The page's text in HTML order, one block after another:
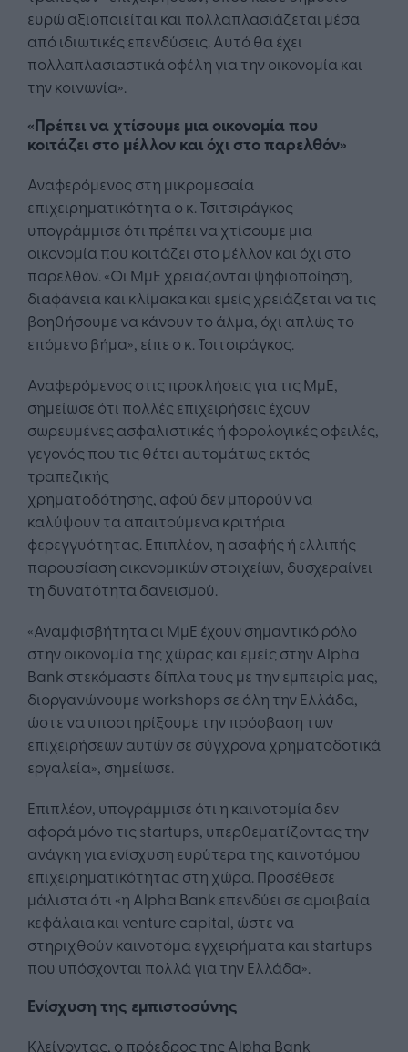
ευρώ αξιοποιείται και πολλαπλασιάζεται μέσα
από ιδιωτικές επενδύσεις. Αυτό θα έχει
πολλαπλασιαστικά οφέλη για την οικονομία και
την κοινωνία».
«Πρέπει να χτίσουμε μια οικονομία που
κοιτάζει στο μέλλον και όχι στο παρελθόν»
Αναφερόμενος στη μικρομεσαία
επιχειρηματικότητα ο κ. Τσιτσιράγκος
υπογράμμισε ότι πρέπει να χτίσουμε μια
οικονομία που κοιτάζει στο μέλλον και όχι στο
παρελθόν. «Οι ΜμΕ χρειάζονται ψηφιοποίηση,
διαφάνεια και κλίμακα και εμείς χρειάζεται να τις
βοηθήσουμε να κάνουν το άλμα, όχι απλώς το
επόμενο βήμα», είπε ο κ. Τσιτσιράγκος.
Αναφερόμενος στις προκλήσεις για τις ΜμΕ,
σημείωσε ότι πολλές επιχειρήσεις έχουν
σωρευμένες ασφαλιστικές ή φορολογικές οφειλές,
γεγονός που τις θέτει αυτομάτως εκτός
τραπεζικής
χρηματοδότησης, αφού δεν μπορούν να
καλύψουν τα απαιτούμενα κριτήρια
φερεγγυότητας. Επιπλέον, η ασαφής ή ελλιπής
παρουσίαση οικονομικών στοιχείων, δυσχεραίνει
τη δυνατότητα δανεισμού.
«Αναμφισβήτητα οι ΜμΕ έχουν σημαντικό ρόλο
στην οικονομία της χώρας και εμείς στην Alpha
Bank στεκόμαστε δίπλα τους με την εμπειρία μας,
διοργανώνουμε workshops σε όλη την Ελλάδα,
ώστε να υποστηρίξουμε την πρόσβαση των
επιχειρήσεων αυτών σε σύγχρονα χρηματοδοτικά
εργαλεία», σημείωσε.
Επιπλέον, υπογράμμισε ότι η καινοτομία δεν
αφορά μόνο τις startups, υπερθεματίζοντας την
ανάγκη για ενίσχυση ευρύτερα της καινοτόμου
επιχειρηματικότητας στη χώρα. Προσέθεσε
μάλιστα ότι «η Alpha Bank επενδύει σε αμοιβαία
κεφάλαια και venture capital, ώστε να
στηριχθούν καινοτόμα εγχειρήματα και startups
που υπόσχονται πολλά για την Ελλάδα».
Ενίσχυση της εμπιστοσύνης
Κλείνοντας, ο πρόεδρος της Alpha Bank